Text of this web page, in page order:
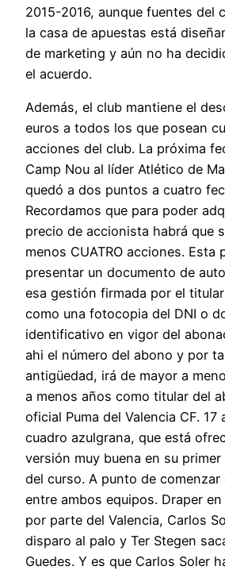
2015-2016, aunque fuentes del
la casa de apuestas está
de marketing y aún no ha
el acuerdo.
Además, el club mantiene el
euros a todos los que posean
acciones del club. La próxima
Camp Nou al líder Atlético de
quedó a dos puntos a cuatro
Recordamos que para poder
precio de accionista habrá que
menos CUATRO acciones. Esta
presentar un documento de
esa gestión firmada por el
como una fotocopia del DNI o
identificativo en vigor del
ahi el número del abono y por
antigüedad, irá de mayor a
a menos años como titular del
oficial Puma del Valencia CF. 17
cuadro azulgrana, que está
versión muy buena en su
del curso. A punto de comenzar
entre ambos equipos. Draper
por parte del Valencia, Carlos
disparo al palo y Ter Stegen
Guedes. Y es que Carlos Soler